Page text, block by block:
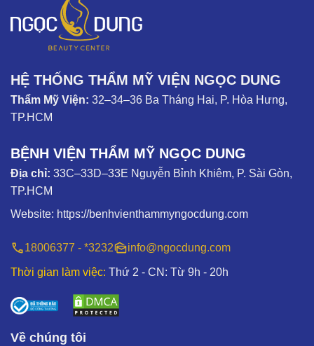
HỆ THỐNG THẨM MỸ VIỆN NGỌC DUNG
Thẩm Mỹ Viện: 32–34–36 Ba Tháng Hai, P. Hòa Hưng,
TP.HCM
BỆNH VIỆN THẨM MỸ NGỌC DUNG
Địa chỉ: 33C–33D–33E Nguyễn Bỉnh Khiêm, P. Sài Gòn,
TP.HCM
Website: https://benhvienthammyngocdung.com
18006377 - *3232 info@ngocdung.com
Thời gian làm việc: Thứ 2 - CN: Từ 9h - 20h
Về chúng tôi